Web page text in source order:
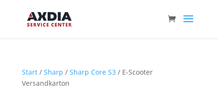
Start/ Sharp / Sharp Core S3/ E-Scooter
Versandkarton